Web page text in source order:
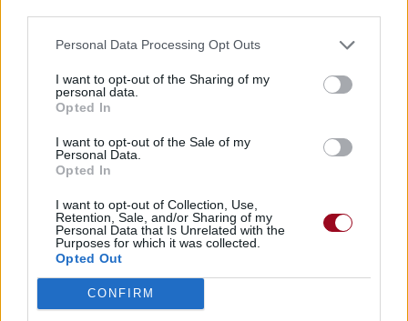
Personal Data Processing Opt Outs
I want to opt-out of the Sharing of my
personal data.
Opted In
I want to opt-out of the Sale of my
Personal Data.
Opted In
I want to opt-out of Collection, Use,
Retention, Sale, and/or Sharing of my
Personal Data that Is Unrelated with the
Purposes for which it was collected.
Opted Out
CONFIRM